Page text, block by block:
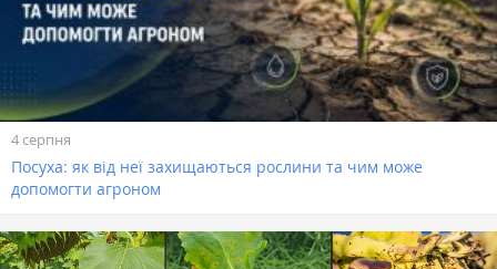
4 серпня
Посуха: як від неї захищаються рослини та чим може
допомогти агроном